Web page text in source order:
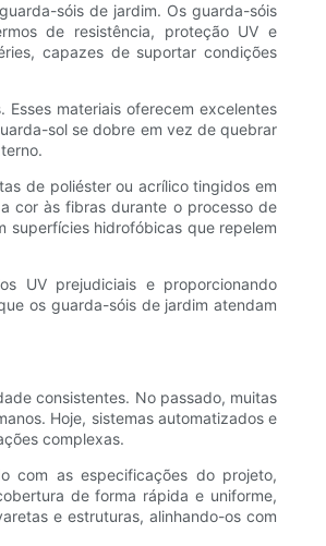
sóis de jardim. Os guarda-sóis
de resistência, proteção UV e
capazes de suportar condições
materiais oferecem excelentes
sol se dobre em vez de quebrar
de poliéster ou acrílico tingidos em
cor às fibras durante o processo de
superfícies hidrofóbicas que repelem
UV prejudiciais e proporcionando
os guarda-sóis de jardim atendam
consistentes. No passado, muitas
Hoje, sistemas automatizados e
complexas.
com as especificações do projeto,
de forma rápida e uniforme,
e estruturas, alinhando-os com